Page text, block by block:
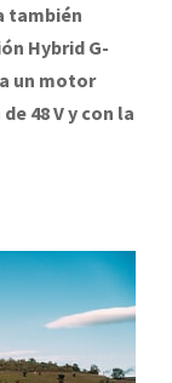
también
Hybrid G-
un motor
48 V y con la